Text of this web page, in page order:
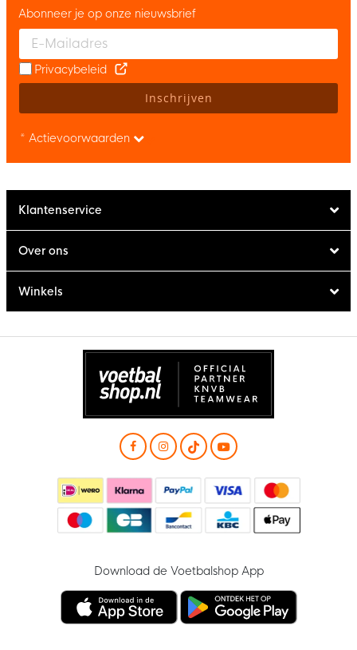
Enter your email and accept the privacy policy to subscribe to
Abonneer je op onze nieuwsbrief
Privacybeleid
Inschrijven
* Actievoorwaarden
Klantenservice
Over ons
Winkels
Download de Voetbalshop App